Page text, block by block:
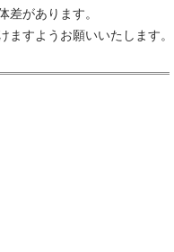
差があります。
すようお願いいたします。